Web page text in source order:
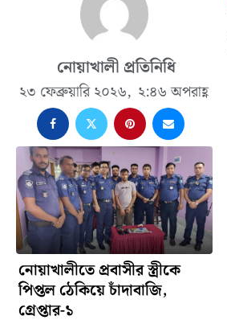
নোয়াখালী প্রতিনিধি
২৩ ফেব্রুয়ারি ২০২৬, ২:৪৬ অপরাহ্ণ
নোয়াখালীতে প্রবাসীর স্ত্রীকে
পিপ্তল ঠেকিয়ে চাঁদাবাজি,
গ্রেপ্তার-১